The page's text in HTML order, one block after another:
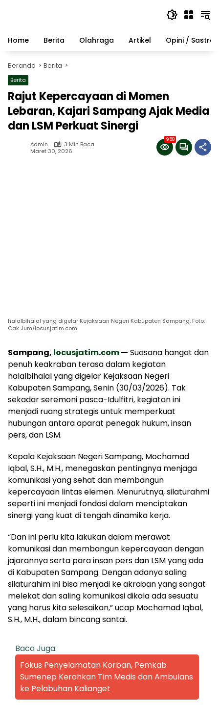
Home
Berita Olahraga Artikel Opini / Sastra
Beranda Berita
Berita
Rajut Kepercayaan di Momen
Lebaran, Kajari Sampang Ajak Media
dan LSM Perkuat Sinergi
Admin
3 Min Baca
Maret 30, 2026
958
halalbihalal yang digelar Kejaksaan Negeri Kabupaten Sampang. Foto:
Cak Jum/locusjatim.com
Sampang, locusjatim.com— Suasana hangat dan
penuh keakraban terasa dalam kegiatan
halalbihalal yang digelar Kejaksaan Negeri
Kabupaten Sampang, Senin (30/03/2026). Tak
sekadar seremoni pasca-Idulfitri, kegiatan ini
menjadi ruang strategis untuk memperkuat
hubungan antara aparat penegak hukum, insan
pers, dan LSM.
Kepala Kejaksaan Negeri Sampang, Mochamad
Iqbal, S.H., M.H., menegaskan pentingnya menjaga
komunikasi yang sehat dan membangun
kepercayaan lintas elemen. Menurutnya, silaturahmi
seperti ini menjadi fondasi dalam menciptakan
sinergi yang kuat di tengah dinamika kerja.
“Dan ini perlu kita lakukan dalam merawat
komunikasi dan membangun kepercayaan dengan
jajarannya serta para insan pers dan LSM yang ada
di Kabupaten Sampang. Dengan adanya saling
silaturahim ini bisa menjadi ke akraban yang sangat
melekat dan saling komunikasi dikala ada sesuatu
yang harus kita selesaikan,” ucap Mochamad Iqbal,
S.H., M.H., dalam bincang santai.
Baca Juga:
Fokus Penyelamatan Korban, Pemkab
Sumenep Kerahkan Tim Medis dan Ambulans
ke Pelabuhan Kalianget